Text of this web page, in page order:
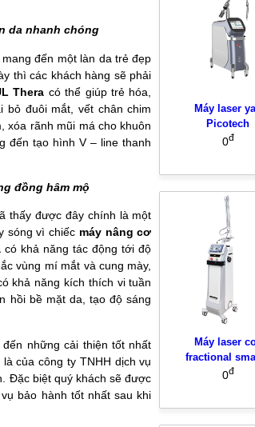
Máy laser
Picotech
0đ
Máy laser
fractional
0đ
da nhanh chóng
đến một làn da trẻ đẹp
thì các khách hàng sẽ phải
Thera có thể giúp trẻ hóa,
bỏ đuôi mắt, vết chân chim
xóa rãnh mũi má cho khuôn
đến tạo hình V – line thanh
đồng hâm mộ
thấy được đây chính là một
sóng vì chiếc máy nâng cơ
có khả năng tác động tới độ
vùng mí mắt và cung mày,
khả năng kích thích vi tuần
hồi bề mặt da, tạo độ sáng
những cải thiện tốt nhất
của công ty TNHH dịch vụ
Đặc biệt quý khách sẽ được
bảo hành tốt nhất sau khi